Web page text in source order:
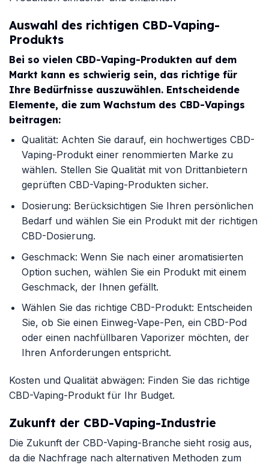
Auswahl des richtigen CBD-Vaping-
Produkts
Bei so vielen CBD-Vaping-Produkten auf dem
Markt kann es schwierig sein, das richtige für
Ihre Bedürfnisse auszuwählen. Entscheidende
Elemente, die zum Wachstum des CBD-Vapings
beitragen:
Qualität: Achten Sie darauf, ein hochwertiges CBD-
Vaping-Produkt einer renommierten Marke zu
wählen. Stellen Sie Qualität mit von Drittanbietern
geprüften CBD-Vaping-Produkten sicher.
Dosierung: Berücksichtigen Sie Ihren persönlichen
Bedarf und wählen Sie ein Produkt mit der richtigen
CBD-Dosierung.
Geschmack: Wenn Sie nach einer aromatisierten
Option suchen, wählen Sie ein Produkt mit einem
Geschmack, der Ihnen gefällt.
Wählen Sie das richtige CBD-Produkt: Entscheiden
Sie, ob Sie einen Einweg-Vape-Pen, ein CBD-Pod
oder einen nachfüllbaren Vaporizer möchten, der
Ihren Anforderungen entspricht.
Kosten und Qualität abwägen: Finden Sie das richtige
CBD-Vaping-Produkt für Ihr Budget.
Zukunft der CBD-Vaping-Industrie
Die Zukunft der CBD-Vaping-Branche sieht rosig aus,
da die Nachfrage nach alternativen Methoden zum